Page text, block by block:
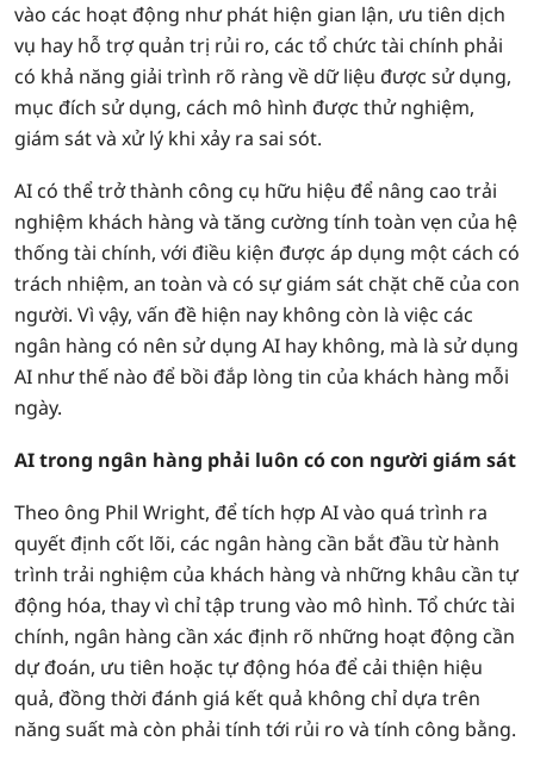
vào các hoạt động như phát hiện gian lận, ưu tiên dịch
vụ hay hỗ trợ quản trị rủi ro, các tổ chức tài chính phải
có khả năng giải trình rõ ràng về dữ liệu được sử dụng,
mục đích sử dụng, cách mô hình được thử nghiệm,
giám sát và xử lý khi xảy ra sai sót.
AI có thể trở thành công cụ hữu hiệu để nâng cao trải
nghiệm khách hàng và tăng cường tính toàn vẹn của hệ
thống tài chính, với điều kiện được áp dụng một cách có
trách nhiệm, an toàn và có sự giám sát chặt chẽ của con
người. Vì vậy, vấn đề hiện nay không còn là việc các
ngân hàng có nên sử dụng AI hay không, mà là sử dụng
AI như thế nào để bồi đắp lòng tin của khách hàng mỗi
ngày.
AI trong ngân hàng phải luôn có con người giám sát
Theo ông Phil Wright, để tích hợp AI vào quá trình ra
quyết định cốt lõi, các ngân hàng cần bắt đầu từ hành
trình trải nghiệm của khách hàng và những khâu cần tự
động hóa, thay vì chỉ tập trung vào mô hình. Tổ chức tài
chính, ngân hàng cần xác định rõ những hoạt động cần
dự đoán, ưu tiên hoặc tự động hóa để cải thiện hiệu
quả, đồng thời đánh giá kết quả không chỉ dựa trên
năng suất mà còn phải tính tới rủi ro và tính công bằng.